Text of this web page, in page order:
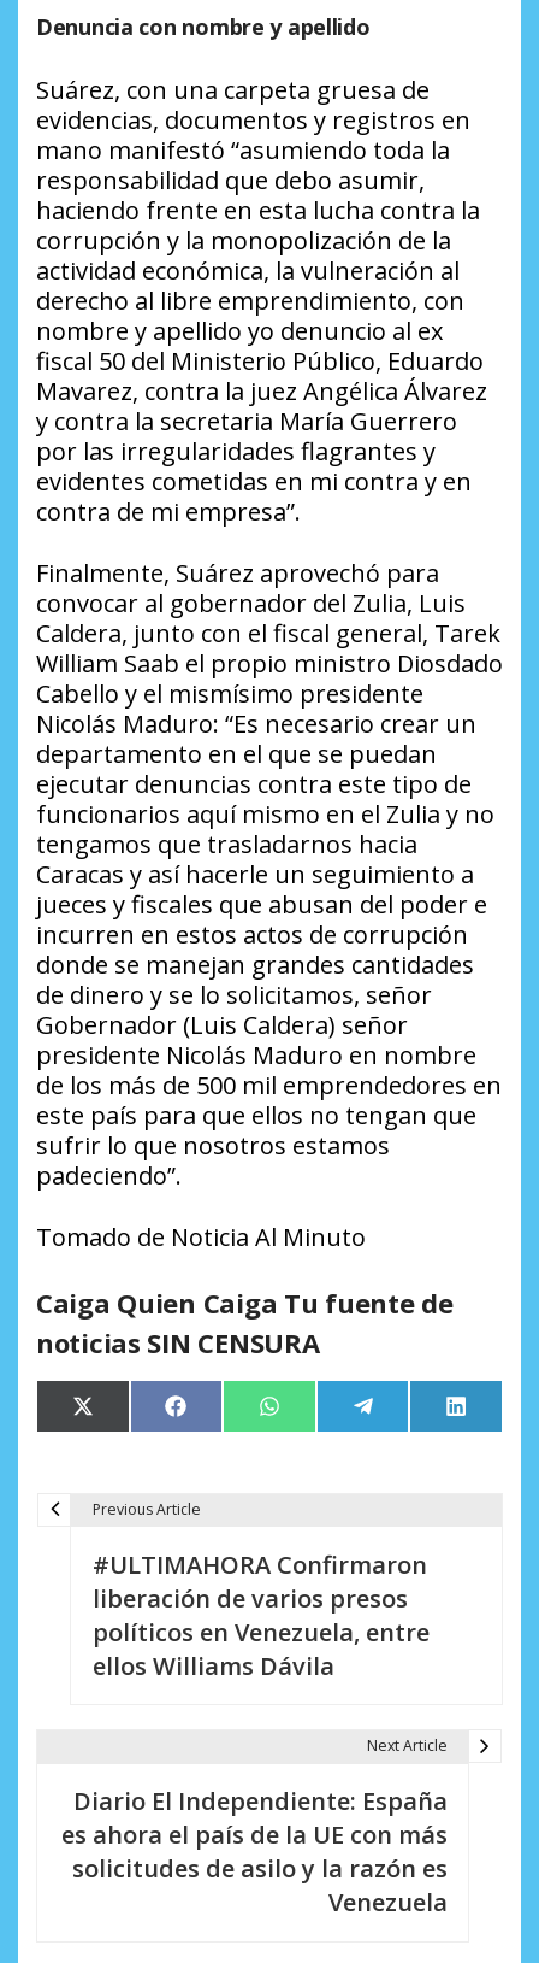
Denuncia con nombre y apellido
Suárez, con una carpeta gruesa de
evidencias, documentos y registros en
mano manifestó “asumiendo toda la
responsabilidad que debo asumir,
haciendo frente en esta lucha contra la
corrupción y la monopolización de la
actividad económica, la vulneración al
derecho al libre emprendimiento, con
nombre y apellido yo denuncio al ex
fiscal 50 del Ministerio Público, Eduardo
Mavarez, contra la juez Angélica Álvarez
y contra la secretaria María Guerrero
por las irregularidades flagrantes y
evidentes cometidas en mi contra y en
contra de mi empresa”.
Finalmente, Suárez aprovechó para
convocar al gobernador del Zulia, Luis
Caldera, junto con el fiscal general, Tarek
William Saab el propio ministro Diosdado
Cabello y el mismísimo presidente
Nicolás Maduro: “Es necesario crear un
departamento en el que se puedan
ejecutar denuncias contra este tipo de
funcionarios aquí mismo en el Zulia y no
tengamos que trasladarnos hacia
Caracas y así hacerle un seguimiento a
jueces y fiscales que abusan del poder e
incurren en estos actos de corrupción
donde se manejan grandes cantidades
de dinero y se lo solicitamos, señor
Gobernador (Luis Caldera) señor
presidente Nicolás Maduro en nombre
de los más de 500 mil emprendedores en
este país para que ellos no tengan que
sufrir lo que nosotros estamos
padeciendo”.
Tomado de Noticia Al Minuto
Caiga Quien Caiga Tu fuente de
noticias SIN CENSURA
Compartir
en
X
(Twitter)
Compartir
en
Facebook Compartir
en
WhatsApp Compartir
en
Telegram
en
LinkedIn
Previous Article
#ULTIMAHORA Confirmaron
liberación de varios presos
políticos en Venezuela, entre
ellos Williams Dávila
Next Article
Diario El Independiente: España
es ahora el país de la UE con más
solicitudes de asilo y la razón es
Venezuela